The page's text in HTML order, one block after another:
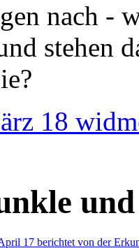
nach -
stehen
18
17 berichtet von der